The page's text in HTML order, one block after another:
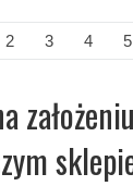
2 3 4 5